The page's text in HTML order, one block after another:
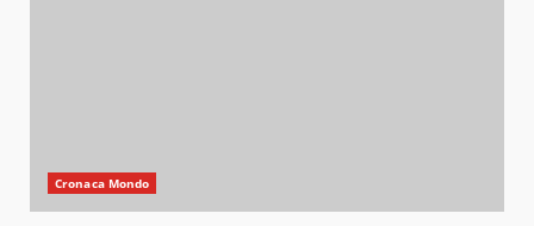
Cronaca Mondo